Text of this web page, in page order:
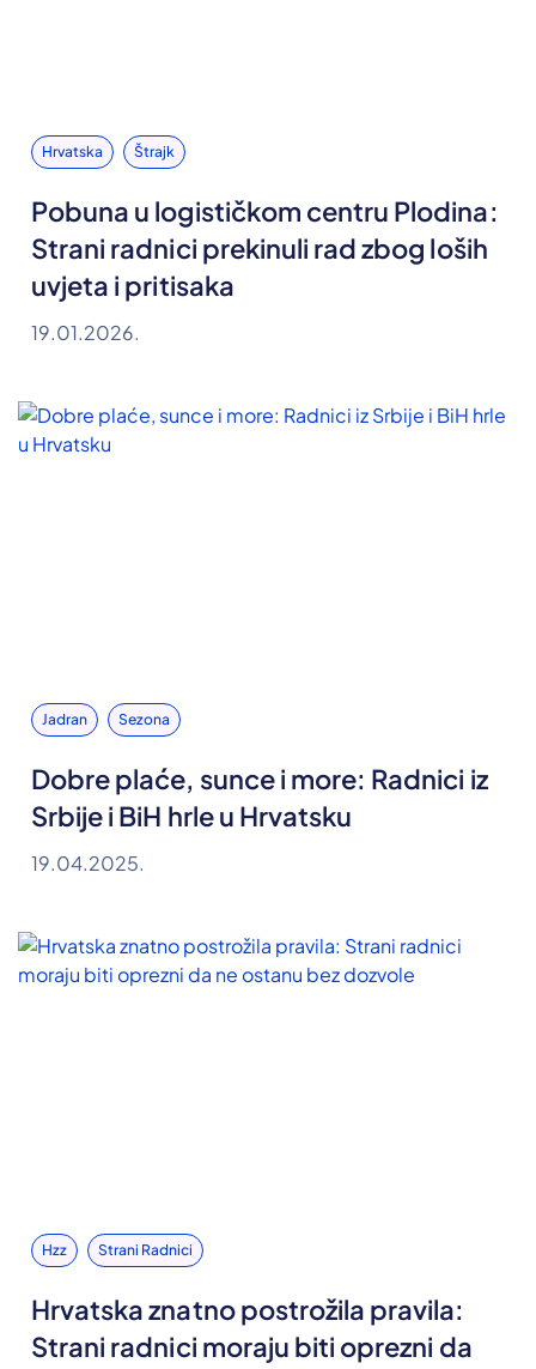
Hrvatska Štrajk
Pobuna u logističkom centru Plodina:
Strani radnici prekinuli rad zbog loših
uvjeta i pritisaka
19.01.2026.
Jadran Sezona
Dobre plaće, sunce i more: Radnici iz
Srbije i BiH hrle u Hrvatsku
19.04.2025.
Hzz Strani Radnici
Hrvatska znatno postrožila pravila:
Strani radnici moraju biti oprezni da